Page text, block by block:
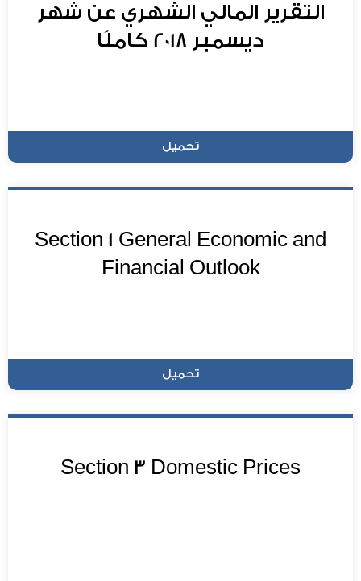
التقرير المالي الشهري عن شهر
ديسمبر 2018 كاملًا
تحميل
Section 1 General Economic and
Financial Outlook
تحميل
Section 3 Domestic Prices